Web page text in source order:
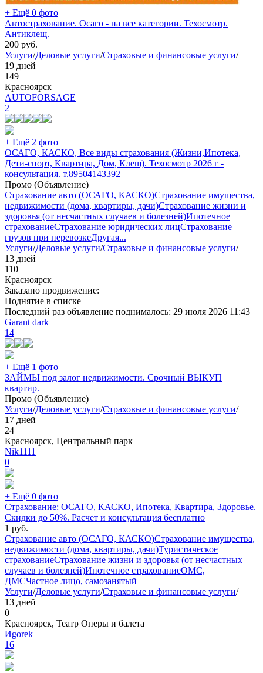
+ Ещё 0 фото
Автострахование. Осаго - на все категории. Техосмотр.
Антиклещ.
200 руб.
Услуги/Деловые услуги/Страховые и финансовые услуги/
19 дней
149
Красноярск
AUTOFORSAGE
2
+ Ещё 2 фото
ОСАГО, КАСКО, Все виды страхования (Жизни,Ипотека,
Дети-спорт, Квартира, Дом, Клещ). Техосмотр 2026 г -
консультация. т.89504143392
Промо (Объявление)
Страхование авто (ОСАГО, КАСКО)Страхование имущества,
недвижимости (дома, квартиры, дачи)Страхование жизни и
здоровья (от несчастных случаев и болезней)Ипотечное
страхованиеСтрахование юридических лицСтрахование
грузов при перевозкеДругая...
Услуги/Деловые услуги/Страховые и финансовые услуги/
13 дней
110
Красноярск
Заказано продвижение:
Поднятие в списке
Последний раз объявление поднималось: 29 июля 2026 11:43
Garant dark
14
+ Ещё 1 фото
ЗАЙМЫ под залог недвижимости. Срочный ВЫКУП
квартир.
Промо (Объявление)
Услуги/Деловые услуги/Страховые и финансовые услуги/
17 дней
24
Красноярск, Центральный парк
Nik1111
0
+ Ещё 0 фото
Страхование: ОСАГО, КАСКО, Ипотека, Квартира, Здоровье.
Скидки до 50%. Расчет и консультация бесплатно
1 руб.
Страхование авто (ОСАГО, КАСКО)Страхование имущества,
недвижимости (дома, квартиры, дачи)Туристическое
страхованиеСтрахование жизни и здоровья (от несчастных
случаев и болезней)Ипотечное страхованиеОМС,
ДМСЧастное лицо, самозанятый
Услуги/Деловые услуги/Страховые и финансовые услуги/
13 дней
0
Красноярск, Театр Оперы и балета
Иgorek
16